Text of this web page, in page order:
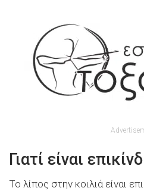
Γιατί είναι
Το λίπος στην κοιλιά είναι